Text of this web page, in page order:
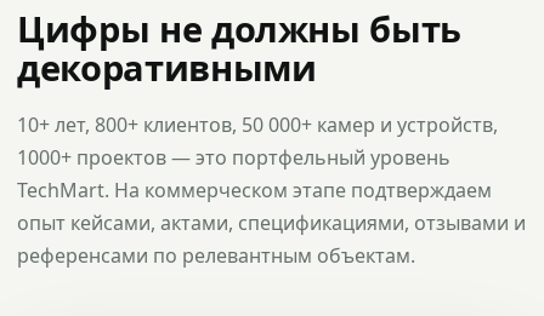
Цифры не должны быть
декоративными
10+ лет, 800+ клиентов, 50 000+ камер и устройств,
1000+ проектов — это портфельный уровень
TechMart. На коммерческом этапе подтверждаем
опыт кейсами, актами, спецификациями, отзывами и
референсами по релевантным объектам.